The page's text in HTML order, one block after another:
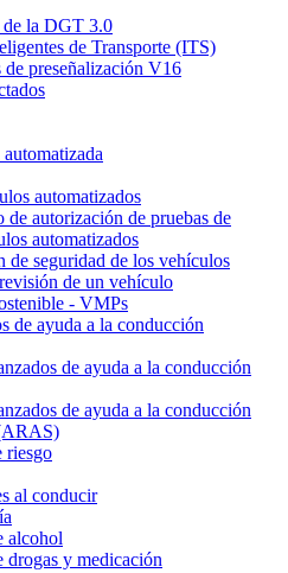
de la DGT 3.0
de Transporte (ITS)
preseñalización V16
automatizados
de autorización de pruebas de
automatizados
de seguridad de los vehículos
de un vehículo
- VMPs
de ayuda a la conducción
de ayuda a la conducción
de ayuda a la conducción
riesgo
al conducir
alcohol
drogas y medicación